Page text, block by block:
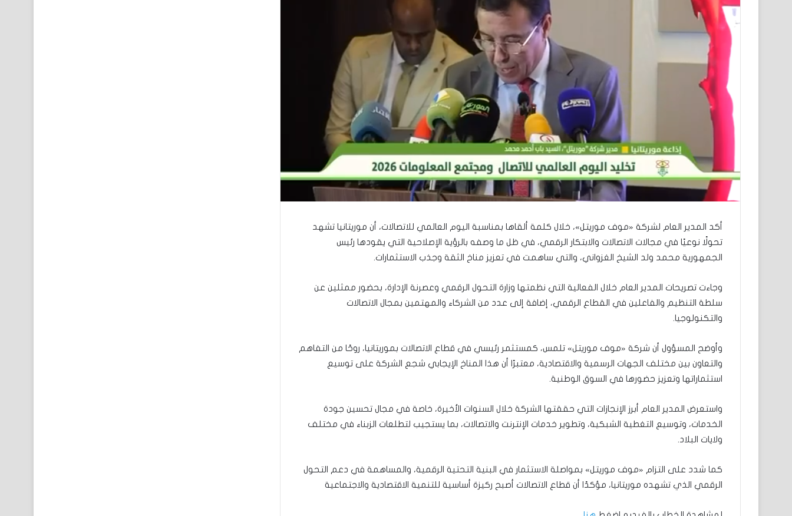
أكد المدير العام لشركة «موف موريتل»، خلال كلمة ألقاها بمناسبة اليوم العالمي للاتصالات، أن موريتانيا تشهد
تحولًا نوعيًا في مجالات الاتصالات والابتكار الرقمي، في ظل ما وصفه بالرؤية الإصلاحية التي يقودها رئيس
الجمهورية محمد ولد الشيخ الغزواني، والتي ساهمت في تعزيز مناخ الثقة وجذب الاستثمارات.
وجاءت تصريحات المدير العام خلال الفعالية التي نظمتها وزارة التحول الرقمي وعصرنة الإدارة، بحضور ممثلين عن
سلطة التنظيم والفاعلين في القطاع الرقمي، إضافة إلى عدد من الشركاء والمهتمين بمجال الاتصالات
والتكنولوجيا.
وأوضح المسؤول أن شركة «موف موريتل» تلمس، كمستثمر رئيسي في قطاع الاتصالات بموريتانيا، روحًا من التفاهم
والتعاون بين مختلف الجهات الرسمية والاقتصادية، معتبرًا أن هذا المناخ الإيجابي شجع الشركة على توسيع
استثماراتها وتعزيز حضورها في السوق الوطنية.
واستعرض المدير العام أبرز الإنجازات التي حققتها الشركة خلال السنوات الأخيرة، خاصة في مجال تحسين جودة
الخدمات، وتوسيع التغطية الشبكية، وتطوير خدمات الإنترنت والاتصالات، بما يستجيب لتطلعات الزبناء في مختلف
ولايات البلاد.
كما شدد على التزام «موف موريتل» بمواصلة الاستثمار في البنية التحتية الرقمية، والمساهمة في دعم التحول
الرقمي الذي تشهده موريتانيا، مؤكدًا أن قطاع الاتصالات أصبح ركيزة أساسية للتنمية الاقتصادية والاجتماعية
العُماني